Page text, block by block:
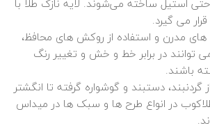
می‌ گیرد.
های مدرن و استفاده از روکش‌ های محافظ،
توانند در برابر خط و خش و تغییر رنگ
باشند.
از گردنبند، دستبند و گوشواره گرفته تا انگشتر
طلاکوب در انواع طرح‌ ها و سبک‌ ها در میداس